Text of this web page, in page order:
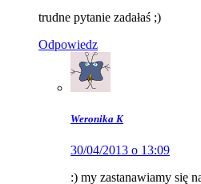
trudne pytanie zadałaś ;)
Odpowiedz
Weronika K
30/04/2013 o 13:09
:) my zastanawiamy się